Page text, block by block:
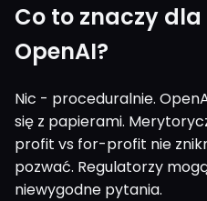
Co to znaczy dla
OpenAI?
Nic - proceduralnie.
się z papierami.
profit vs for-profit nie
pozwać. Regulatorzy
niewygodne pytania.